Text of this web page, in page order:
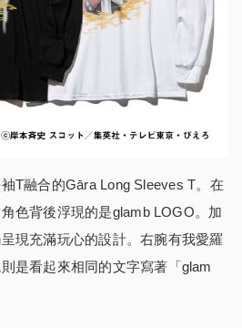
T融合的Gāra Long Sleeves T。在
色背後浮現的是glamb LOGO。加
現充滿玩心的設計。右腕有我愛羅
是看起來相同的文字寫著「glam